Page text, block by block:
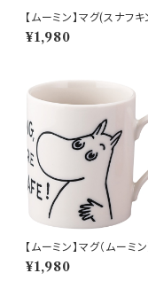
【ムーミン】マグ(スナフキ
M9000】MM9003-11
¥1,980
【ムーミン】マグ（ムーミン
M9000】MM9001-11
¥1,980